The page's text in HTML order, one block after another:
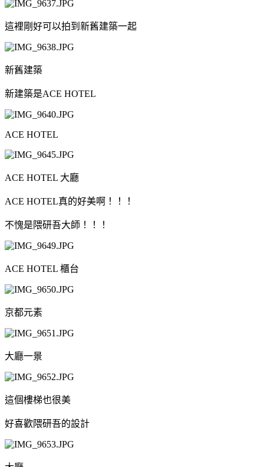
這裡剛好可以拍到新舊建築一起
新舊建築
新建築是ACE HOTEL
ACE HOTEL
ACE HOTEL 大廳
ACE HOTEL真的好美啊！！！
不愧是隈研吾大師！！！
ACE HOTEL 櫃台
京都元素
大廳一景
這個樓梯也很美
好喜歡隈研吾的設計